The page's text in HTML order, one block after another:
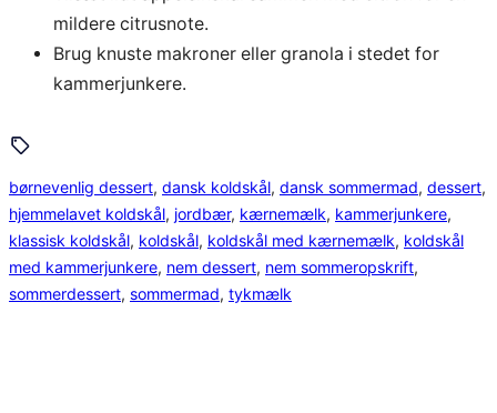
mildere citrusnote.
Brug knuste makroner eller granola i stedet for
kammerjunkere.
børnevenlig dessert, dansk koldskål, dansk sommermad, dessert
hjemmelavet koldskål, jordbær, kærnemælk, kammerjunkere
klassisk koldskål, koldskål, koldskål med kærnemælk, koldskål
med kammerjunkere, nem dessert, nem sommeropskrift
sommerdessert, sommermad, tykmælk